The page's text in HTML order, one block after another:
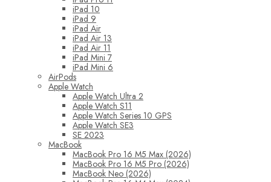
iPad 10
iPad 9
iPad Air
iPad Air 13
iPad Air 11
iPad Mini 7
iPad Mini 6
AirPods
Apple Watch
Apple Watch Ultra 2
Apple Watch S11
Apple Watch Series 10 GPS
Apple Watch SE3
SE 2023
MacBook
MacBook Pro 16 M5 Max (2026)
MacBook Pro 16 M5 Pro (2026)
MacBook Neo (2026)